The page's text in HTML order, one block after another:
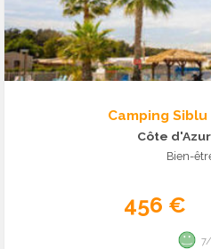
Camping
Côte d'Azur
Bien-
456 €